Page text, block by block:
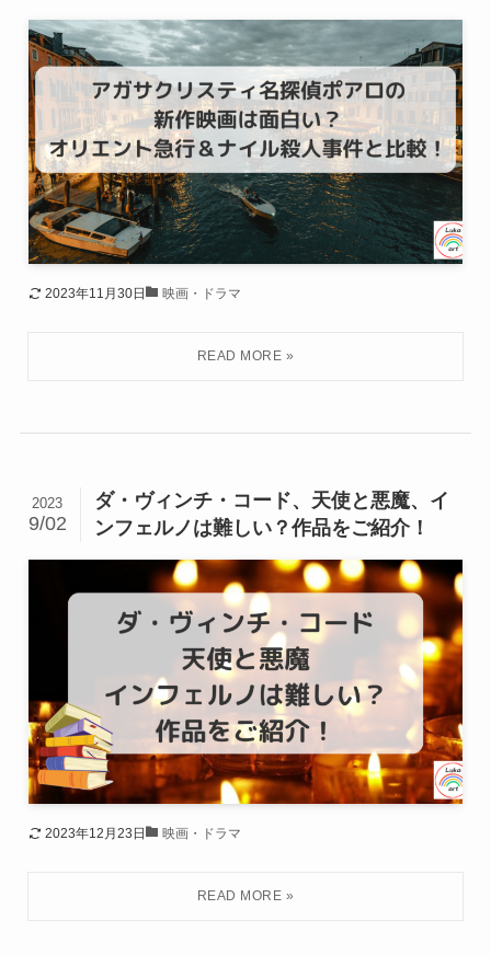
2023年11月30日 映画・ドラマ
ダ・ヴィンチ・コード、天使と悪魔、イ
ンフェルノは難しい？作品をご紹介！
2023
9/02
2023年12月23日 映画・ドラマ